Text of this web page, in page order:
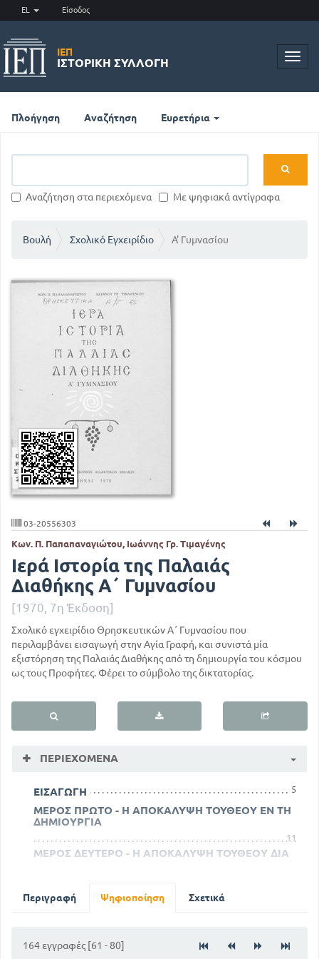
EL Είσοδος
ΙΕΠ
ΙΣΤΟΡΙΚΉ ΣΥΛΛΟΓΉ
Πλοήγηση Αναζήτηση Ευρετήρια
Αναζήτηση στα περιεχόμενα Με ψηφιακά αντίγραφα
Βουλή Σχολικό Εγχειρίδιο Α' Γυμνασίου
03-20556303
Κων. Π. Παπαπαναγιώτου, Ιωάννης Γρ. Τιμαγένης
Ιερά Ιστορία της Παλαιάς
Διαθήκης Α΄ Γυμνασίου
[1970, 7η Έκδοση]
Σχολικό εγχειρίδιο Θρησκευτικών Α΄ Γυμνασίου που
περιλαμβάνει εισαγωγή στην Αγία Γραφή, και συνιστά μία
εξιστόρηση της Παλαιάς Διαθήκης από τη δημιουργία του κόσμου
ως τους Προφήτες. Φέρει το σύμβολο της δικτατορίας.
ΠΕΡΙΕΧΌΜΕΝΑ
ΕΙΣΑΓΩΓΗ 5
ΜΕΡΟΣ ΠΡΩΤΟ - Η ΑΠΟΚΑΛΥΨΗ ΤΟΥΘΕΟΥ ΕΝ ΤΗ
ΔΗΜΙΟΥΡΓΙΑ
11
ΜΕΡΟΣ ΔΕΥΤΕΡΟ - Η ΑΠΟΚΑΛΥΨΗ ΤΟΥΘΕΟΥ ΔΙΑ
ΤΜΗΜΑ ΠΡΩΤΟ - Η ΑΠΟΚΑΛΥΨΗ ΤΟΥΘΕΟΥ ΔΙΑ
ΤΩΝΠΑΤΡΙΑΡΧΩΝ ΑΒΡΑΑΜ ΙΣΑΑΚ ΚΑΙ ΙΑΚΩΒ
ΔΙΑ ΤΟΥ ΜΩΗΣΗ ΤΩΝ ΔΙΑΔΟΧΩΝ ΑΥΤΟΥ ΚΑΙ
ΤΟΥ ΝΟΜΟΥ ΤΟΥ ΧΡΙΣΤΟΥ
Περιγραφή Ψηφιοποίηση Σχετικά
164 εγγραφές [61 - 80]